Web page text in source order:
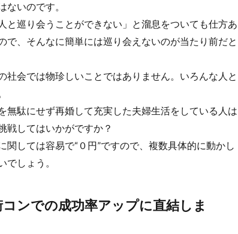
いのです。
と巡り会うことができない」と溜息をついても仕方あ
で、そんなに簡単には巡り会えないのが当たり前だと
会では物珍しいことではありません。いろんな人と
無駄にせず再婚して充実した夫婦生活をしている人は
戦してはいかがですか？
しては容易で“０円”ですので、複数具体的に動かし
しょう。
ンでの成功率アップに直結しま